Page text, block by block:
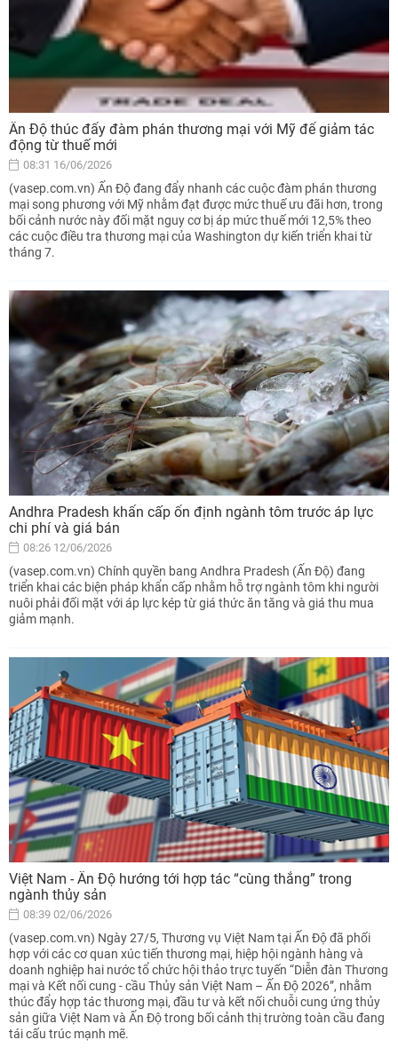
Ấn Độ thúc đẩy đàm phán thương mại với Mỹ để giảm tác
động từ thuế mới
08:31 16/06/2026
(vasep.com.vn) Ấn Độ đang đẩy nhanh các cuộc đàm phán thương
mại song phương với Mỹ nhằm đạt được mức thuế ưu đãi hơn, trong
bối cảnh nước này đối mặt nguy cơ bị áp mức thuế mới 12,5% theo
các cuộc điều tra thương mại của Washington dự kiến triển khai từ
tháng 7.
Andhra Pradesh khẩn cấp ổn định ngành tôm trước áp lực
chi phí và giá bán
08:26 12/06/2026
(vasep.com.vn) Chính quyền bang Andhra Pradesh (Ấn Độ) đang
triển khai các biện pháp khẩn cấp nhằm hỗ trợ ngành tôm khi người
nuôi phải đối mặt với áp lực kép từ giá thức ăn tăng và giá thu mua
giảm mạnh.
Việt Nam - Ấn Độ hướng tới hợp tác “cùng thắng” trong
ngành thủy sản
08:39 02/06/2026
(vasep.com.vn) Ngày 27/5, Thương vụ Việt Nam tại Ấn Độ đã phối
hợp với các cơ quan xúc tiến thương mại, hiệp hội ngành hàng và
doanh nghiệp hai nước tổ chức hội thảo trực tuyến “Diễn đàn Thương
mại và Kết nối cung - cầu Thủy sản Việt Nam – Ấn Độ 2026”, nhằm
thúc đẩy hợp tác thương mại, đầu tư và kết nối chuỗi cung ứng thủy
sản giữa Việt Nam và Ấn Độ trong bối cảnh thị trường toàn cầu đang
tái cấu trúc mạnh mẽ.